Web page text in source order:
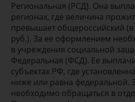
Региональная (РСД). Она
регионах, где величина
превышает общероссийский (в
руб.). За ее оформлением
в учреждения социальной
Федеральная (ФСД). Ее
субъектах РФ, где
ниже или равна федеральной.
необходимо обращаться в